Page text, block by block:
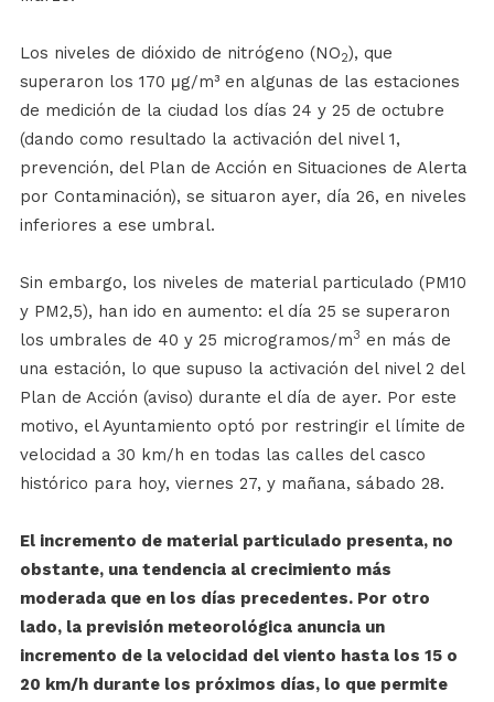
Los niveles de dióxido de nitrógeno (NO2), que
superaron los 170 μg/m³ en algunas de las estaciones
de medición de la ciudad los días 24 y 25 de octubre
(dando como resultado la activación del nivel 1,
prevención, del Plan de Acción en Situaciones de Alerta
por Contaminación), se situaron ayer, día 26, en niveles
inferiores a ese umbral.
Sin embargo, los niveles de material particulado (PM10
y PM2,5), han ido en aumento: el día 25 se superaron
los umbrales de 40 y 25 microgramos/m3 en más de
una estación, lo que supuso la activación del nivel 2 del
Plan de Acción (aviso) durante el día de ayer. Por este
motivo, el Ayuntamiento optó por restringir el límite de
velocidad a 30 km/h en todas las calles del casco
histórico para hoy, viernes 27, y mañana, sábado 28.
El incremento de material particulado presenta, no
obstante, una tendencia al crecimiento más
moderada que en los días precedentes. Por otro
lado, la previsión meteorológica anuncia un
incremento de la velocidad del viento hasta los 15 o
20 km/h durante los próximos días, lo que permite